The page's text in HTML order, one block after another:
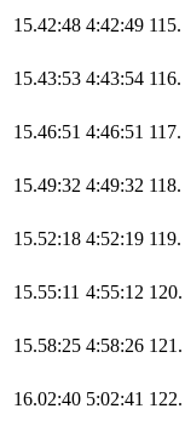
15.42:48 4:42:49 115.
15.43:53 4:43:54 116.
15.46:51 4:46:51 117.
15.49:32 4:49:32 118.
15.52:18 4:52:19 119.
15.55:11 4:55:12 120.
15.58:25 4:58:26 121.
16.02:40 5:02:41 122.